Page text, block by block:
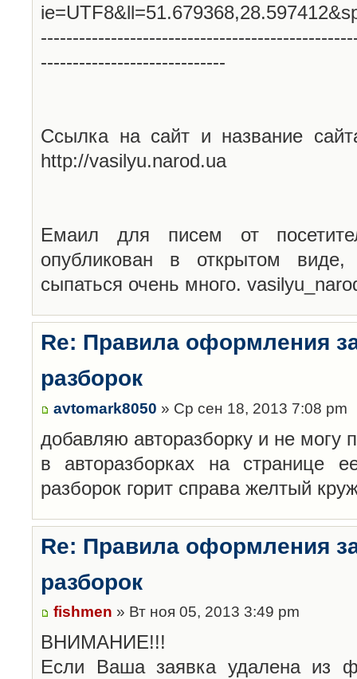
-----------------------------
Ссылка на сайт и название
http://vasilyu.narod.ua
Емаил для писем от
опубликован в открытом
сыпаться очень много.
Re: Правила оформления
разборок
avtomark8050 » Ср сен 18, 2013 7:08 pm
добавляю авторазборку и не могу
в авторазборках на странице
разборок горит справа желтый
Re: Правила оформления
разборок
fishmen » Вт ноя 05, 2013 3:49 pm
ВНИМАНИЕ!!!
Если Ваша заявка удалена из